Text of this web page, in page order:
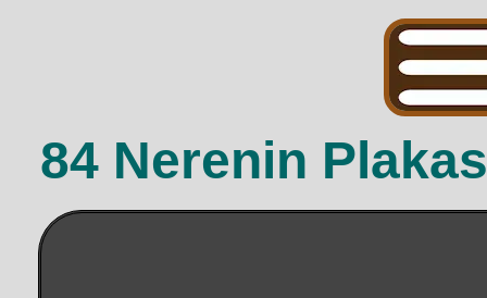
84 Nerenin